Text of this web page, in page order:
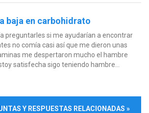
baja en carbohidrato
preguntarles si me ayudarían a encontrar
no comía casi así que me dieron unas
me despertaron mucho el hambre
satisfecha sigo teniendo hambre...
Y RESPUESTAS RELACIONADAS »